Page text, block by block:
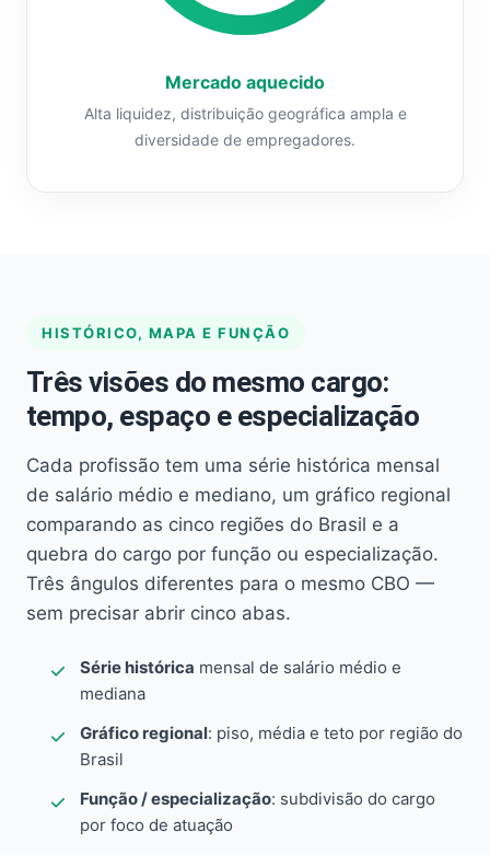
Mercado aquecido
Alta liquidez, distribuição geográfica ampla e
diversidade de empregadores.
HISTÓRICO, MAPA E FUNÇÃO
Três visões do mesmo cargo:
tempo, espaço e especialização
Cada profissão tem uma série histórica mensal
de salário médio e mediano, um gráfico regional
comparando as cinco regiões do Brasil e a
quebra do cargo por função ou especialização.
Três ângulos diferentes para o mesmo CBO —
sem precisar abrir cinco abas.
Série histórica mensal de salário médio e
mediana
Gráfico regional: piso, média e teto por região do
Brasil
Função / especialização: subdivisão do cargo
por foco de atuação